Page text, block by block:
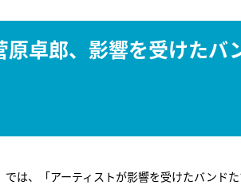
卓郎、影響を受けたバ
では、「アーティストが影響を受けたバンドた